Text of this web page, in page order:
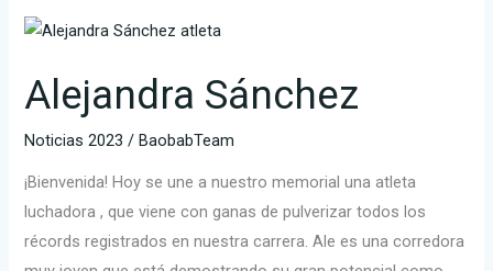
Alejandra Sánchez
Noticias 2023 /BaobabTeam
¡Bienvenida! Hoy se une a nuestro memorial una atleta
luchadora , que viene con ganas de pulverizar todos los
récords registrados en nuestra carrera. Ale es una corredora
Alejandra